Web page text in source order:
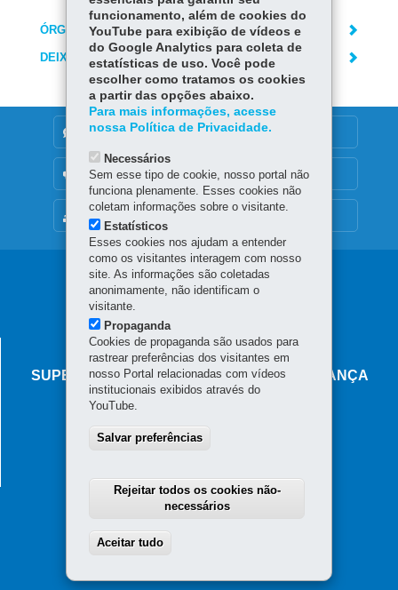
ÓRGÃO RESPONSÁVEL
DEIXE SUA OPINIÃO
DENUNCIE CORRUPÇÃO
OUVIDORIA
Navegação
principal
AGÊNCIA DO MIGRANTE
SUPERINTENDÊNCIA-GERAL DE GOVERNANÇA
MIGRATÓRIA
80060-010-Curitiba
funcionamento, além de cookies do
YouTube para exibição de vídeos e
do Google Analytics para coleta de
estatísticas de uso. Você pode
escolher como tratamos os cookies
a partir das opções abaixo.
Para mais informações, acesse
nossa Política de Privacidade.
Necessários
Sem esse tipo de cookie, nosso portal não
funciona plenamente. Esses cookies não
coletam informações sobre o visitante.
Estatísticos
Esses cookies nos ajudam a entender
como os visitantes interagem com nosso
site. As informações são coletadas
anonimamente, não identificam o
visitante.
Propaganda
Cookies de propaganda são usados para
rastrear preferências dos visitantes em
nosso Portal relacionadas com vídeos
institucionais exibidos através do
YouTube.
Salvar preferências
Rejeitar todos os cookies não-
necessários
Aceitar tudo